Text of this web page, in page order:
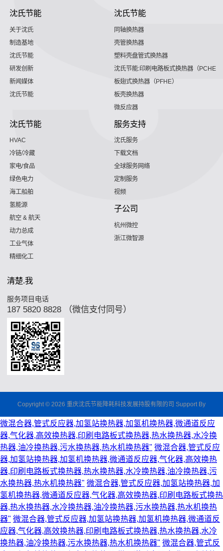
沈氏节能
关于沈氏
制造基地
沈氏节能
研发创新
新闻媒体
沈氏节能
沈氏节能
同轴换热器
壳管换热器
塑料壳盘管式换热器
沈氏节能:印刷电路板式换热器（PCHE）
板翅式换热器（PFHE）
板壳换热器
微反应器
沈氏节能
HVAC
冷链/冷藏
家电/食品
绿色电力
海工船舶
氢能源
航空 & 航天
动力总成
工业气体
精细化工
服务支持
沈氏服务
下载文档
全球服务网络
定制服务
视频
子公司
杭州微控
浙江微智源
清楚.我
服务项目电话
187 5820 8828 （微信支付同号）
Copyright © 2026 重庆沈氏节能降耗科技发展持股有限的司 Support By
微混合器,管式反应器,加氢站换热器,加氢机换热器,微通道反应
器,气化器,高效换热器,印刷电路板式换热器,热水换热器,水冷换
热器,油冷换热器,污水换热器,热水机换热器" 微混合器,管式反应
器,加氢站换热器,加氢机换热器,微通道反应器,气化器,高效换热
器,印刷电路板式换热器,热水换热器,水冷换热器,油冷换热器,污
水换热器,热水机换热器" 微混合器,管式反应器,加氢站换热器,加
氢机换热器,微通道反应器,气化器,高效换热器,印刷电路板式换热
器,热水换热器,水冷换热器,油冷换热器,污水换热器,热水机换热
器" 微混合器,管式反应器,加氢站换热器,加氢机换热器,微通道反
应器,气化器,高效换热器,印刷电路板式换热器,热水换热器,水冷
换热器,油冷换热器,污水换热器,热水机换热器" 微混合器,管式反